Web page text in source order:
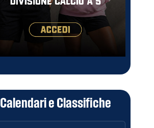
Calendari e Classifiche